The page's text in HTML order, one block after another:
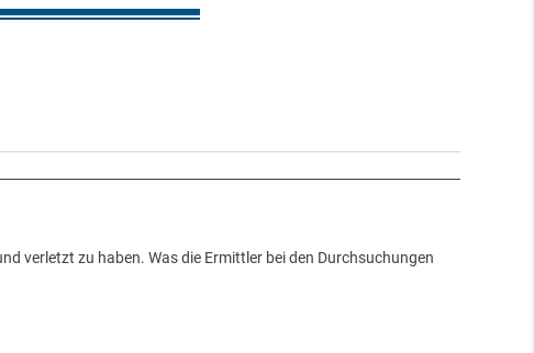
verletzt zu haben. Was die Ermittler bei den Durchsuchungen